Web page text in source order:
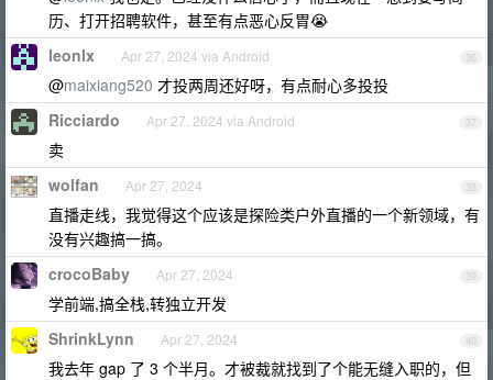
历、打开招聘软件，甚至有点恶心反胃😭
36
leonlx Apr 27, 2024 via Android
@maixiang520 才投两周还好呀，有点耐心多投投
37
Ricciardo Apr 27, 2024 via Android
卖
38
wolfan Apr 27, 2024
直播走线，我觉得这个应该是探险类户外直播的一个新领域，有
没有兴趣搞一搞。
39
crocoBaby Apr 27, 2024
学前端,搞全栈,转独立开发
40
ShrinkLynn Apr 27, 2024
我去年 gap 了 3 个半月。才被裁就找到了个能无缝入职的，但